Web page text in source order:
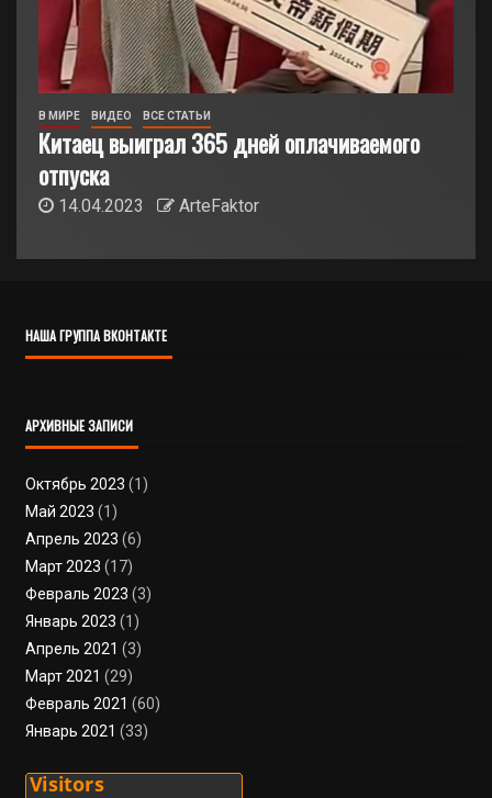
В МИРЕ ВИДЕО ВСЕ СТАТЬИ
Китаец выиграл 365 дней оплачиваемого
отпуска
14.04.2023 ArteFaktor
НАША ГРУППА ВКОНТАКТЕ
АРХИВНЫЕ ЗАПИСИ
Октябрь 2023 (1)
Май 2023 (1)
Апрель 2023 (6)
Март 2023 (17)
Февраль 2023 (3)
Январь 2023 (1)
Апрель 2021 (3)
Март 2021 (29)
Февраль 2021 (60)
Январь 2021 (33)